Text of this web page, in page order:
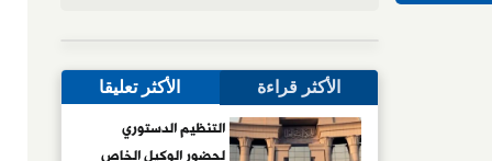
الأكثر قراءة الأكثر تعليقا
التنظيم الدستوري